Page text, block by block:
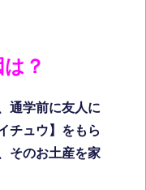
？
通学前に友人に
チュウ】をもら
そのお土産を家